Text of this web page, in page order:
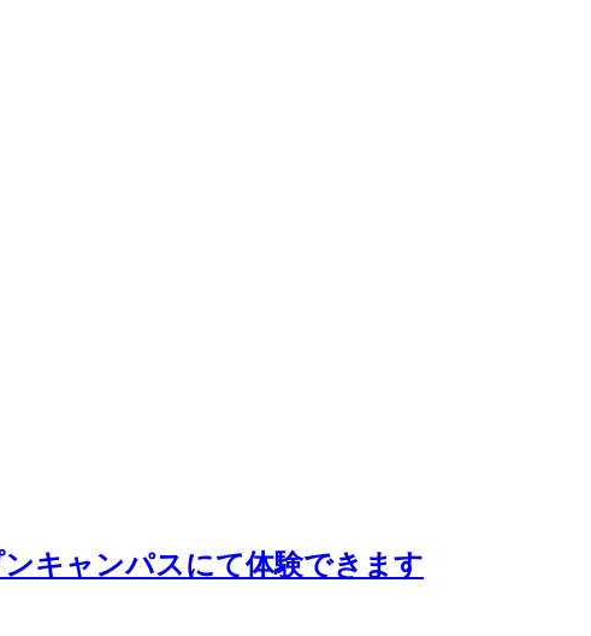
キャンパスにて体験できます